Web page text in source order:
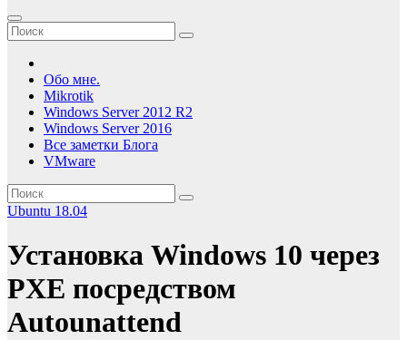
Обо мне.
Mikrotik
Windows Server 2012 R2
Windows Server 2016
Все заметки Блога
VMware
Ubuntu 18.04
Установка Windows 10 через
PXE посредством
Autounattend